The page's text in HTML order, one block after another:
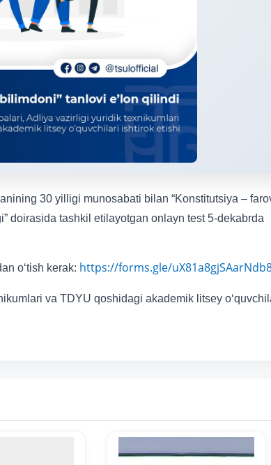
30 yilligi munosabati bilan “Konstitutsiya –
doirasida tashkil etilayotgan onlayn test 5-dekabrda
o‘tish kerak: https://forms.gle/
va TDYU qoshidagi akademik litsey